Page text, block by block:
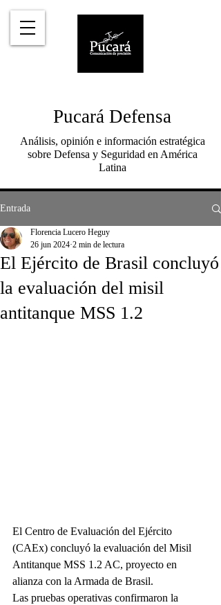
Pucará Defensa
Análisis, opinión e información estratégica
sobre Defensa y Seguridad en América
Latina
Entrada
El Ejército de Brasil concluyó
la evaluación del misil
antitanque MSS 1.2
Florencia Lucero Heguy
26 jun 2024 2 min de lectura
El Centro de Evaluación del Ejército
(CAEx) concluyó la evaluación del Misil
Antitanque MSS 1.2 AC, proyecto en
alianza con la Armada de Brasil.
Las pruebas operativas confirmaron la